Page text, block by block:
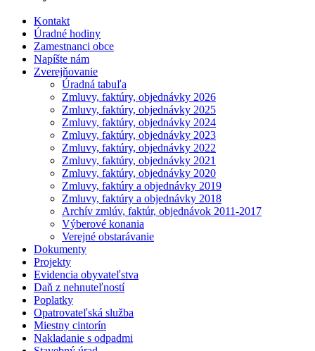
Kontakt
Úradné hodiny
Zamestnanci obce
Napíšte nám
Zverejňovanie
Úradná tabuľa
Zmluvy, faktúry, objednávky 2026
Zmluvy, faktúry, objednávky 2025
Zmluvy, faktúry, objednávky 2024
Zmluvy, faktúry, objednávky 2023
Zmluvy, faktúry, objednávky 2022
Zmluvy, faktúry, objednávky 2021
Zmluvy, faktúry, objednávky 2020
Zmluvy, faktúry a objednávky 2019
Zmluvy, faktúry a objednávky 2018
Archív zmlúv, faktúr, objednávok 2011-2017
Výberové konania
Verejné obstarávanie
Dokumenty
Projekty
Evidencia obyvateľstva
Daň z nehnuteľností
Poplatky
Opatrovateľská služba
Miestny cintorín
Nakladanie s odpadmi